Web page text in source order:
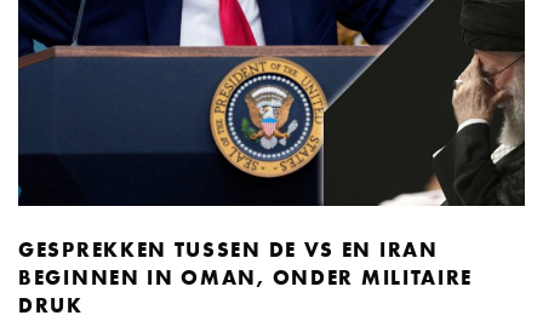
GESPREKKEN TUSSEN DE VS EN IRAN
BEGINNEN IN OMAN, ONDER MILITAIRE
DRUK